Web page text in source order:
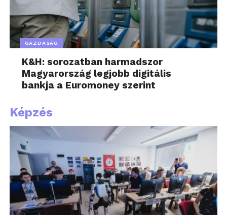
GAZDASÁG
K&H: sorozatban harmadszor
Magyarország legjobb digitális
bankja a Euromoney szerint
Képzés